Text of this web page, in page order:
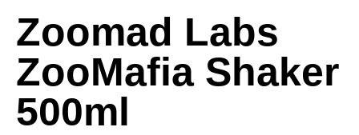
Zoomad Labs
ZooMafia Shaker
500ml